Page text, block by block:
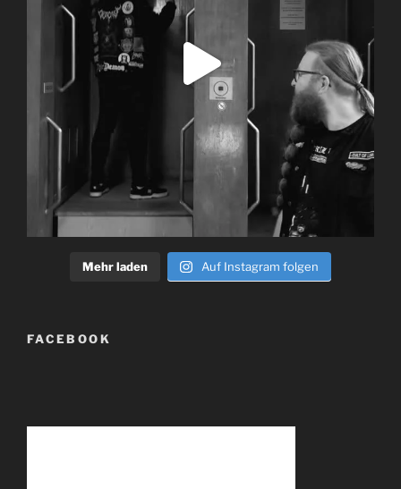
Mehr laden Auf Instagram folgen
FACEBOOK